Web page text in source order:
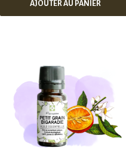
AJOUTER AU PANIER